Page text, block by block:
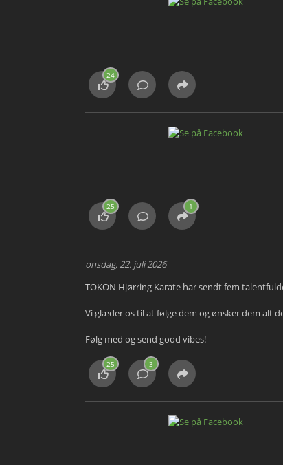
24
25 1
onsdag, 22. juli 2026
TOKON Hjørring Karate har sendt fem
Vi glæder os til at følge dem og ønsker dem alt
Følg med og send good vibes!
25 3